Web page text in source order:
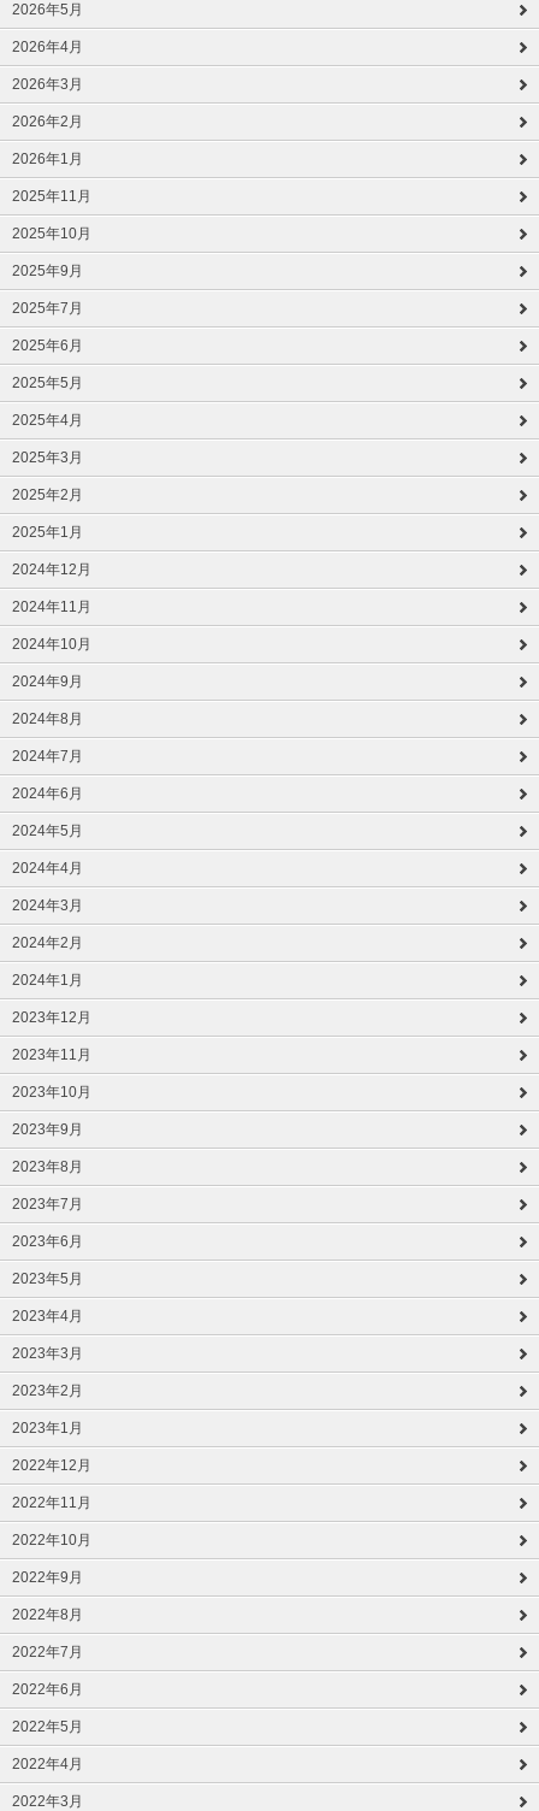
2026年5月
2026年4月
2026年3月
2026年2月
2026年1月
2025年11月
2025年10月
2025年9月
2025年7月
2025年6月
2025年5月
2025年4月
2025年3月
2025年2月
2025年1月
2024年12月
2024年11月
2024年10月
2024年9月
2024年8月
2024年7月
2024年6月
2024年5月
2024年4月
2024年3月
2024年2月
2024年1月
2023年12月
2023年11月
2023年10月
2023年9月
2023年8月
2023年7月
2023年6月
2023年5月
2023年4月
2023年3月
2023年2月
2023年1月
2022年12月
2022年11月
2022年10月
2022年9月
2022年8月
2022年7月
2022年6月
2022年5月
2022年4月
2022年3月